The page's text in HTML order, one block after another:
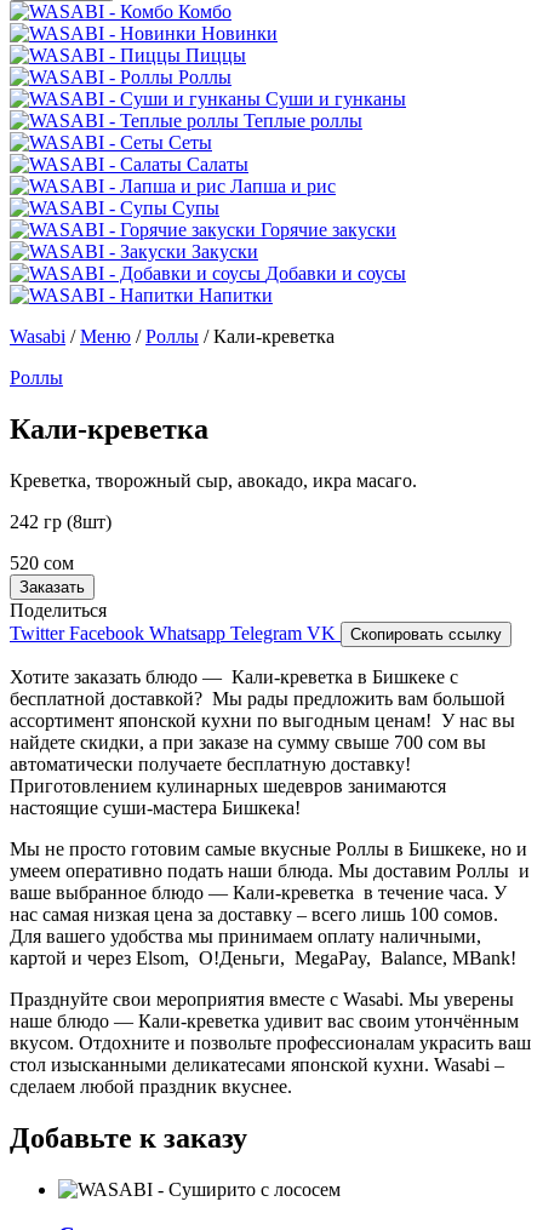
Комбо
Новинки
Пиццы
Роллы
Суши и гунканы
Теплые роллы
Сеты
Салаты
Лапша и рис
Супы
Горячие закуски
Закуски
Добавки и соусы
Напитки
Wasabi /Меню /Роллы /Кали-креветка
Роллы
Кали-креветка
Креветка, творожный сыр, авокадо, икра масаго.
242 гр (8шт)
520 сом
Заказать
Поделиться
Twitter Facebook Whatsapp Telegram VK Скопировать ссылку
Хотите заказать блюдо — Кали-креветка в Бишкеке с
бесплатной доставкой? Мы рады предложить вам большой
ассортимент японской кухни по выгодным ценам! У нас вы
найдете скидки, а при заказе на сумму свыше 700 сом вы
автоматически получаете бесплатную доставку!
Приготовлением кулинарных шедевров занимаются
настоящие суши-мастера Бишкека!
Мы не просто готовим самые вкусные Роллы в Бишкеке, но и
умеем оперативно подать наши блюда. Мы доставим Роллы и
ваше выбранное блюдо — Кали-креветка в течение часа. У
нас самая низкая цена за доставку – всего лишь 100 сомов.
Для вашего удобства мы принимаем оплату наличными,
картой и через Elsom, О!Деньги, MegaPay, Balance, MBank!
Празднуйте свои мероприятия вместе с Wasabi. Мы уверены
наше блюдо — Кали-креветка удивит вас своим утончённым
вкусом. Отдохните и позвольте профессионалам украсить ваш
стол изысканными деликатесами японской кухни. Wasabi –
сделаем любой праздник вкуснее.
Добавьте к заказу